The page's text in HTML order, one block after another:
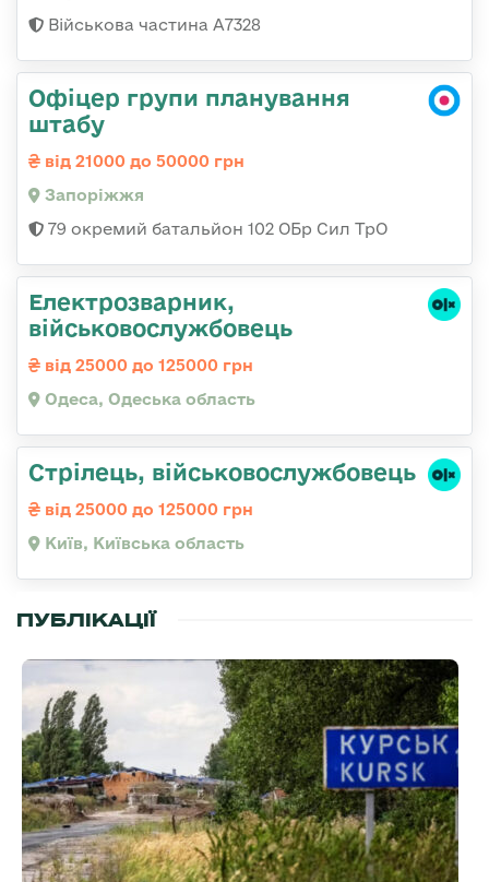
Військова частина А7328
Офіцер групи планування
штабу
від 21000 до 50000 грн
Запоріжжя
79 окремий батальйон 102 ОБр Сил ТрО
Електрозварник,
військовослужбовець
від 25000 до 125000 грн
Одеса, Одеська область
Стpілець, військовослужбовець
від 25000 до 125000 грн
Київ, Київська область
ПУБЛІКАЦІЇ